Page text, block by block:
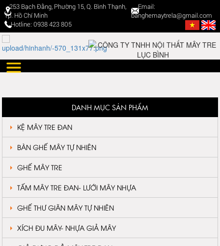
253 Bạch Đằng, Phường 15, Q. Bình Thạnh,
Tp. Hồ Chí Minh
Email:
banghemaytrela@gmail.com
Hotline: 0938 423 805
DANH MỤC SẢN PHẨM
KỆ MÂY TRE ĐAN
BÀN GHẾ MÂY TỰ NHIÊN
GHẾ MÂY TRE
TẤM MÂY TRE ĐAN- LƯỚI MÂY NHỰA
GHẾ THƯ GIÃN MÂY TỰ NHIÊN
XÍCH ĐU MÂY- NHỰA GIẢ MÂY